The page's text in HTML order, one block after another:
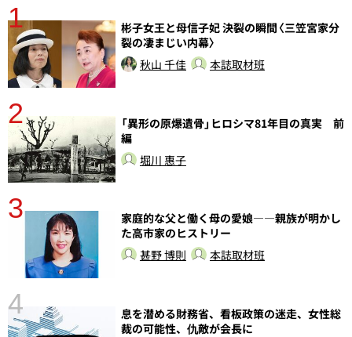
1
彬子女王と母信子妃 決裂の瞬間〈三笠宮家分
裂の凄まじい内幕〉
秋山 千佳
本誌取材班
2
「異形の原爆遺骨」ヒロシマ81年目の真実 前
編
堀川 惠子
3
家庭的な父と働く母の愛娘――親族が明かし
た高市家のヒストリー
甚野 博則
本誌取材班
4
息を潜める財務省、看板政策の迷走、女性総
裁の可能性、仇敵が会長に